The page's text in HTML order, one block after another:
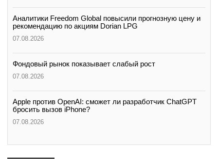
Аналитики Freedom Global повысили прогнозную цену и
рекомендацию по акциям Dorian LPG
07.08.2026
Фондовый рынок показывает слабый рост
07.08.2026
Apple против OpenAI: сможет ли разработчик ChatGPT
бросить вызов iPhone?
07.08.2026